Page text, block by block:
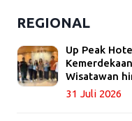
REGIONAL
Up Peak
Wisatawan
31 Juli 2026